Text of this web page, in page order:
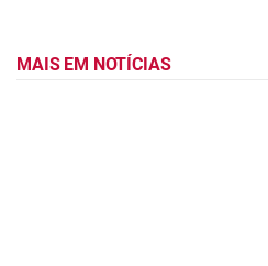
MAIS EM NOTÍCIAS